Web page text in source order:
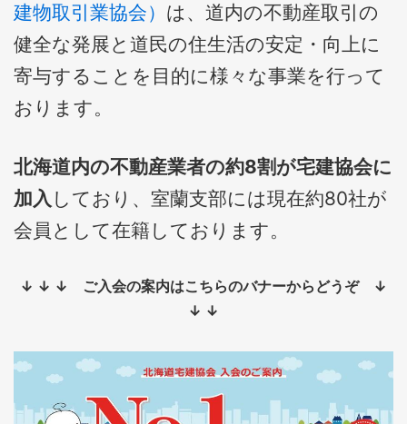
建物取引業協会） は、道内の不動産取引の
健全な発展と道民の住生活の安定・向上に
寄与することを目的に様々な事業を行って
おります。
北海道内の不動産業者の約8割が宅建協会に
加入 しており、室蘭支部には現在約80社が
会員として在籍しております。
↓ ↓ ↓ ご入会の案内はこちらのバナーからどうぞ ↓
↓ ↓